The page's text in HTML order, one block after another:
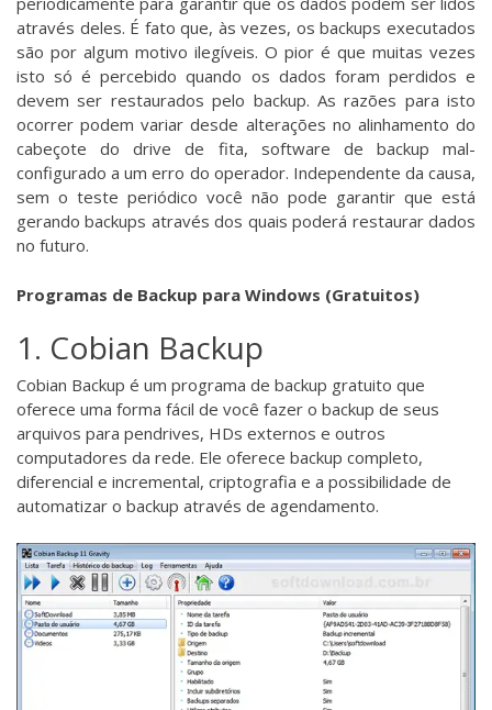
através deles. É fato que, às vezes, os backups executados
são por algum motivo ilegíveis. O pior é que muitas vezes
isto só é percebido quando os dados foram perdidos e
devem ser restaurados pelo backup. As razões para isto
ocorrer podem variar desde alterações no alinhamento do
cabeçote do drive de fita, software de backup mal-
configurado a um erro do operador. Independente da causa,
sem o teste periódico você não pode garantir que está
gerando backups através dos quais poderá restaurar dados
no futuro.
Programas de Backup para Windows (Gratuitos)
1. Cobian Backup
Cobian Backup é um programa de backup gratuito que
oferece uma forma fácil de você fazer o backup de seus
arquivos para pendrives, HDs externos e outros
computadores da rede. Ele oferece backup completo,
diferencial e incremental, criptografia e a possibilidade de
automatizar o backup através de agendamento.